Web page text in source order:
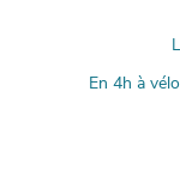
En 4h à